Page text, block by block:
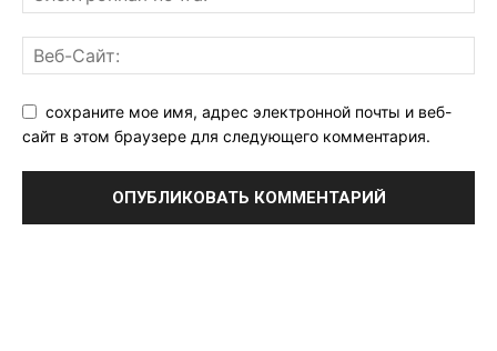
сохраните мое имя, адрес электронной почты и веб-
сайт в этом браузере для следующего комментария.